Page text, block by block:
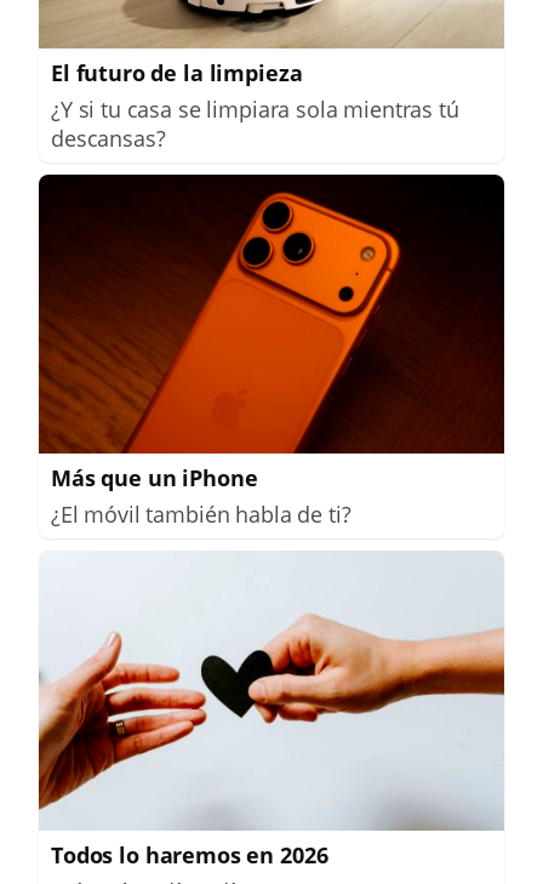
El futuro de la limpieza
¿Y si tu casa se limpiara sola mientras tú
descansas?
Más que un iPhone
¿El móvil también habla de ti?
Todos lo haremos en 2026